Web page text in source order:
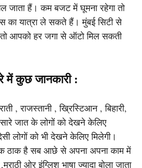
जाता हैं। कम बजट में घूमना रहेगा तो
यात्रा ले सकते हैं। मुंबई सिटी से
तो आपको हर जगा से ऑटो मिल सकती
में कुछ जानकारी :
, राजस्तानी , ख्रिस्टिआन , बिहारी,
जात के लोगों को देखने केलिए
लोगों को भी देखने केलिए मिलेगी।
ठाक है सब आछे से अपना अपना काम में
ओर इंग्लिश भाषा ज्यादा बोला जाता